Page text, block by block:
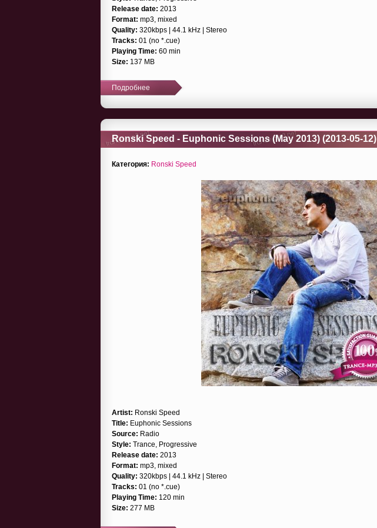
Release date: 2013
Format: mp3, mixed
Quality: 320kbps | 44.1 kHz | Stereo
Tracks: 01 (no *.cue)
Playing Time: 60 min
Size: 137 MB
Подробнее
Ronski Speed - Euphonic Sessions (May 2013) (2013-05-12)
Категория: Ronski Speed
Artist: Ronski Speed
Title: Euphonic Sessions
Source: Radio
Style: Trance, Progressive
Release date: 2013
Format: mp3, mixed
Quality: 320kbps | 44.1 kHz | Stereo
Tracks: 01 (no *.cue)
Playing Time: 120 min
Size: 277 MB